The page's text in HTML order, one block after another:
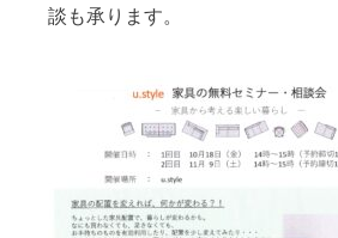
談も承ります。